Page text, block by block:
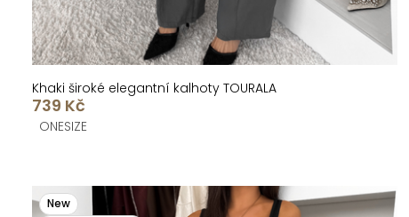
ů
Khaki široké elegantní kalhoty TOURALA
739 Kč
ONESIZE
New